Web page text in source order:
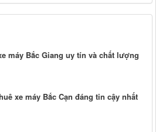
máy Bắc Giang uy tín và chất lượng
xe máy Bắc Cạn đáng tin cậy nhất